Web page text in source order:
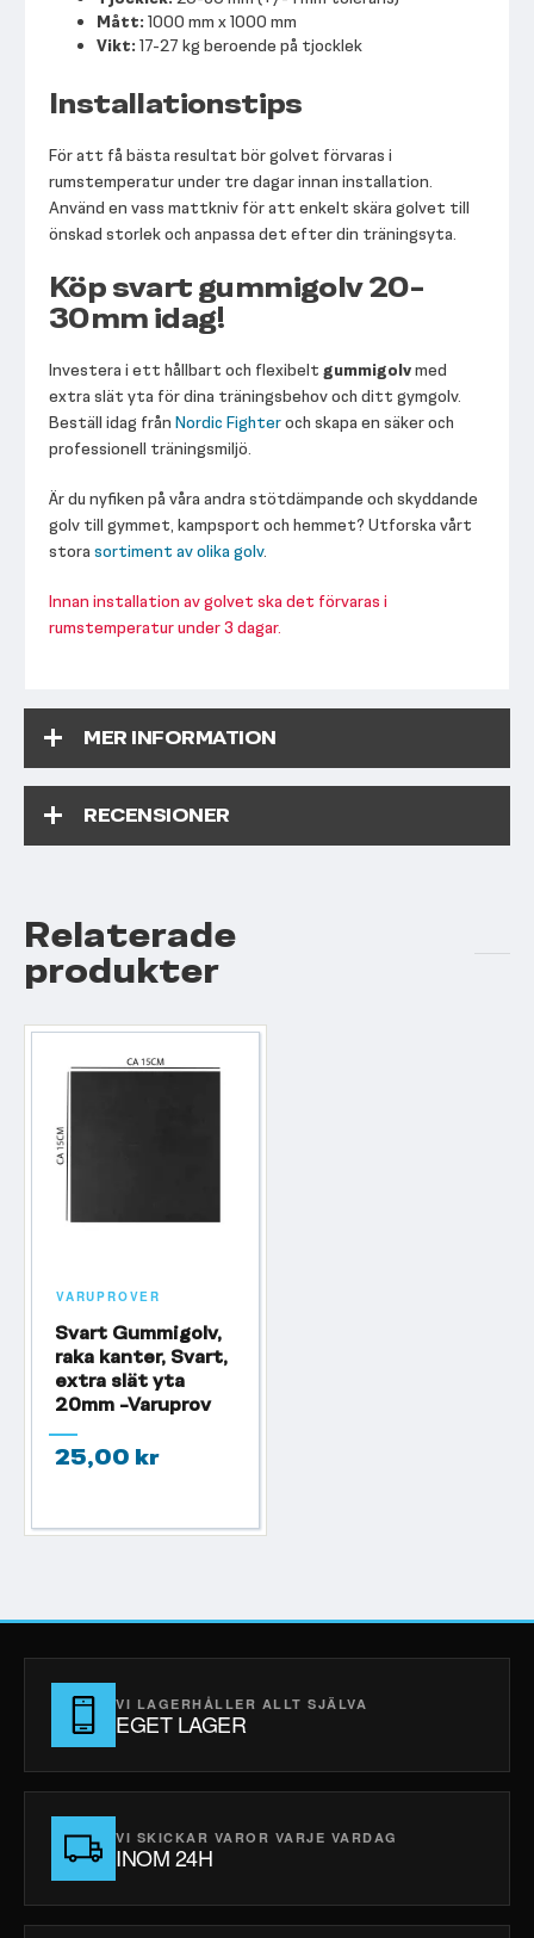
Mått: 1000 mm x 1000 mm
Vikt: 17-27 kg beroende på tjocklek
Installationstips
För att få bästa resultat bör golvet förvaras i
rumstemperatur under tre dagar innan installation.
Använd en vass mattkniv för att enkelt skära golvet till
önskad storlek och anpassa det efter din träningsyta.
Köp svart gummigolv 20-
30mm idag!
Investera i ett hållbart och flexibelt gummigolvmed
extra slät yta för dina träningsbehov och ditt gymgolv.
Beställ idag från Nordic Fighteroch skapa en säker och
professionell träningsmiljö.
Är du nyfiken på våra andra stötdämpande och skyddande
golv till gymmet, kampsport och hemmet? Utforska vårt
stora sortiment av olika golv.
Innan installation av golvet ska det förvaras i
rumstemperatur under 3 dagar.
MER INFORMATION
RECENSIONER
Relaterade
produkter
VARUPROVER
Svart Gummigolv,
raka kanter, Svart,
extra slät yta
20mm -Varuprov
25,00 kr
VI LAGERHÅLLER ALLT SJÄLVA
EGET LAGER
VI SKICKAR VAROR VARJE VARDAG
INOM 24H